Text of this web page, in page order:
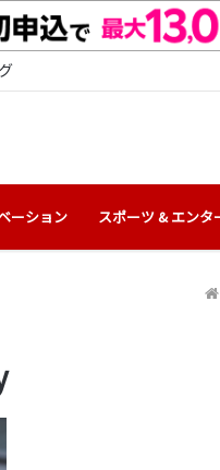
ーション スポーツ & エンタ